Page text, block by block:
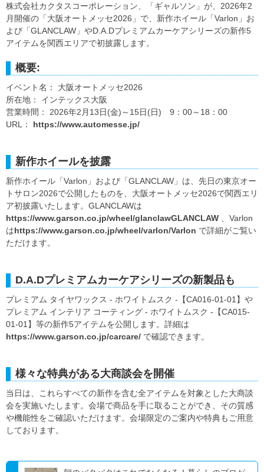
株式会社カクタスコーポレーション、「ギャルソン」が、2026年2
月開催の「大阪オートメッセ2026」で、新作ホイール「Varlon」お
よび「GLANCLAW」やD.A.Dプレミアムカーケアシリーズの新作5
アイテムを関西エリアで初披露します。
概要:
イベント名： 大阪オートメッセ2026
所在地： インテックス大阪
営業時間： 2026年2月13日(金)～15日(日) 9：00～18：00
URL： https://www.automesse.jp/
新作ホイールを披露
新作ホイール「Varlon」および「GLANCLAW」は、先日の東京オー
トサロン2026で公開したものを、大阪オートメッセ2026で関西エリ
ア初披露いたします。GLANCLAWは
https://www.garson.co.jp/wheel/glanclawGLANCLAW 、Varlon
はhttps://www.garson.co.jp/wheel/varlon/Varlon で詳細がご覧い
ただけます。
D.A.Dプレミアムカーケアシリーズの新製品も
プレミアム タイヤワックス - ホワイトムスク -【CA016-01-01】や
プレミアム インテリア コーティング - ホワイトムスク -【CA015-
01-01】等の新作5アイテムを公開します。詳細は
https://www.garson.co.jp/carcare/ で確認できます。
様々な特典がある大商談会を開催
当日は、これらすべての新作を含む全アイテムを対象とした大商談
会を実施いたします。会場で商品を手に取ることができ、その質感
や機能性をご確認いただけます。会場限定のご案内や特典もご用意
しております。